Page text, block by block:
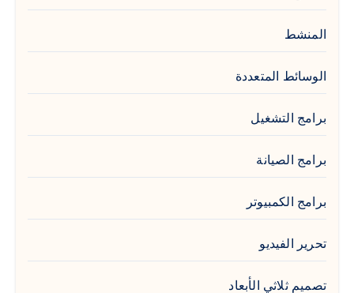
المنشط
الوسائط المتعددة
برامج التشغيل
برامج الصيانة
برامج الكمبيوتر
تحرير الفيديو
تصميم ثلاثي الأبعاد